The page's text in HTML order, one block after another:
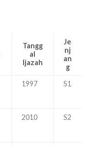
Tangg
al
Ijazah
Je
nj
an
g
1997 S1
2010 S2